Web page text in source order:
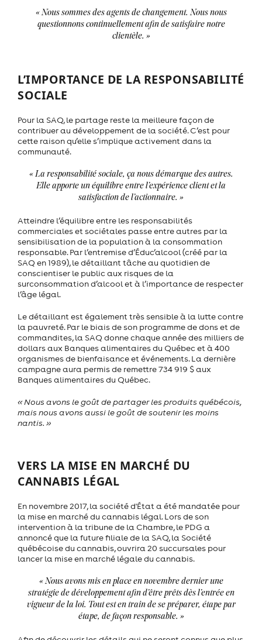
« Nous sommes des agents de changement. Nous nous
questionnons continuellement afin de satisfaire notre
clientèle. »
L’IMPORTANCE DE LA RESPONSABILITÉ
SOCIALE
Pour la SAQ, le partage reste la meilleure façon de
contribuer au développement de la société. C’est pour
cette raison qu’elle s’implique activement dans la
communauté.
« La responsabilité sociale, ça nous démarque des autres.
Elle apporte un équilibre entre l’expérience client et la
satisfaction de l’actionnaire. »
Atteindre l’équilibre entre les responsabilités
commerciales et sociétales passe entre autres par la
sensibilisation de la population à la consommation
responsable. Par l’entremise d’Éduc’alcool (créé par la
SAQ en 1989), le détaillant tâche au quotidien de
conscientiser le public aux risques de la
surconsommation d’alcool et à l’importance de respecter
l’âge légal.
Le détaillant est également très sensible à la lutte contre
la pauvreté. Par le biais de son programme de dons et de
commandites, la SAQ donne chaque année des milliers de
dollars aux Banques alimentaires du Québec et à 400
organismes de bienfaisance et événements. La dernière
campagne aura permis de remettre 734 919 $ aux
Banques alimentaires du Québec.
« Nous avons le goût de partager les produits québécois,
mais nous avons aussi le goût de soutenir les moins
nantis. »
VERS LA MISE EN MARCHÉ DU
CANNABIS LÉGAL
En novembre 2017, la société d'État a été mandatée pour
la mise en marché du cannabis légal. Lors de son
intervention à la tribune de la Chambre, le PDG a
annoncé que la future filiale de la SAQ, la Société
québécoise du cannabis, ouvrira 20 succursales pour
lancer la mise en marché légale du cannabis.
« Nous avons mis en place en novembre dernier une
stratégie de développement afin d’être prêts dès l’entrée en
vigueur de la loi. Tout est en train de se préparer, étape par
étape, de façon responsable. »